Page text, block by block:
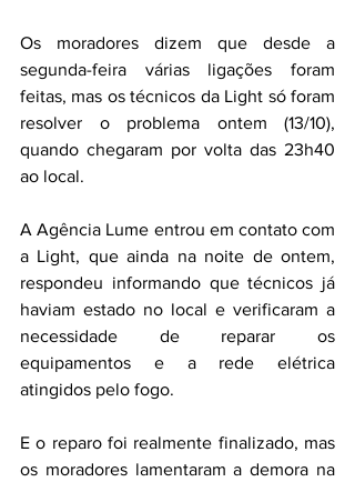
Os moradores dizem que desde a
segunda-feira várias ligações foram
feitas, mas os técnicos da Light só foram
resolver o problema ontem (13/10),
quando chegaram por volta das 23h40
ao local.
A Agência Lume entrou em contato com
a Light, que ainda na noite de ontem,
respondeu informando que técnicos já
haviam estado no local e verificaram a
necessidade de reparar os
equipamentos e a rede elétrica
atingidos pelo fogo.
E o reparo foi realmente finalizado, mas
os moradores lamentaram a demora na